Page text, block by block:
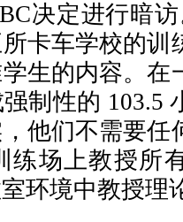
决定进行暗
卡车学校的训
生的内容。在
制性的 103.5
他们不需要任
练场上教授所
环境中教授理